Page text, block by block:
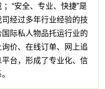
“安全、专业、快捷”是
经过多年行业经验的技
际私人物品托运行业的
价、在线订单、网上追
台，形成了专业化、信